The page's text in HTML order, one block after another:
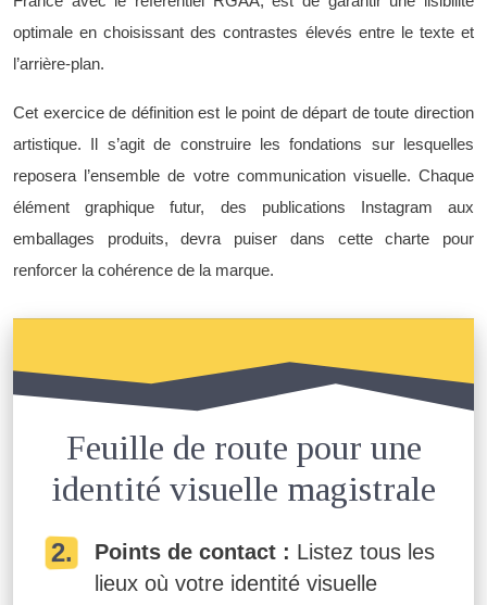
optimale en choisissant des contrastes élevés entre le texte et
l’arrière-plan.
Cet exercice de définition est le point de départ de toute direction
artistique. Il s’agit de construire les fondations sur lesquelles
reposera l’ensemble de votre communication visuelle. Chaque
élément graphique futur, des publications Instagram aux
emballages produits, devra puiser dans cette charte pour
renforcer la cohérence de la marque.
Feuille de route pour une
identité visuelle magistrale
Points de contact : Listez tous les
lieux où votre identité visuelle